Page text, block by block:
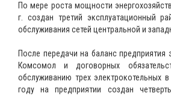
По мере роста мощности
г. создан третий эксплуатационный
обслуживания сетей центральной и
После передачи на баланс предприятия
Комсомол и договорных
обслуживанию трех электрокотельных
году на предприятии создан